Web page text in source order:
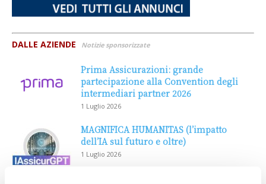
DALLE AZIENDE Notizie sponsorizzate
Prima Assicurazioni: grande
partecipazione alla Convention degli
intermediari partner 2026
1 Luglio 2026
MAGNIFICA HUMANITAS (l’impatto
dell’IA sul futuro e oltre)
1 Luglio 2026